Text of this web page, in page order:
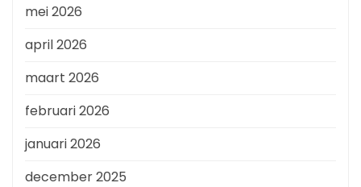
mei 2026
april 2026
maart 2026
februari 2026
januari 2026
december 2025